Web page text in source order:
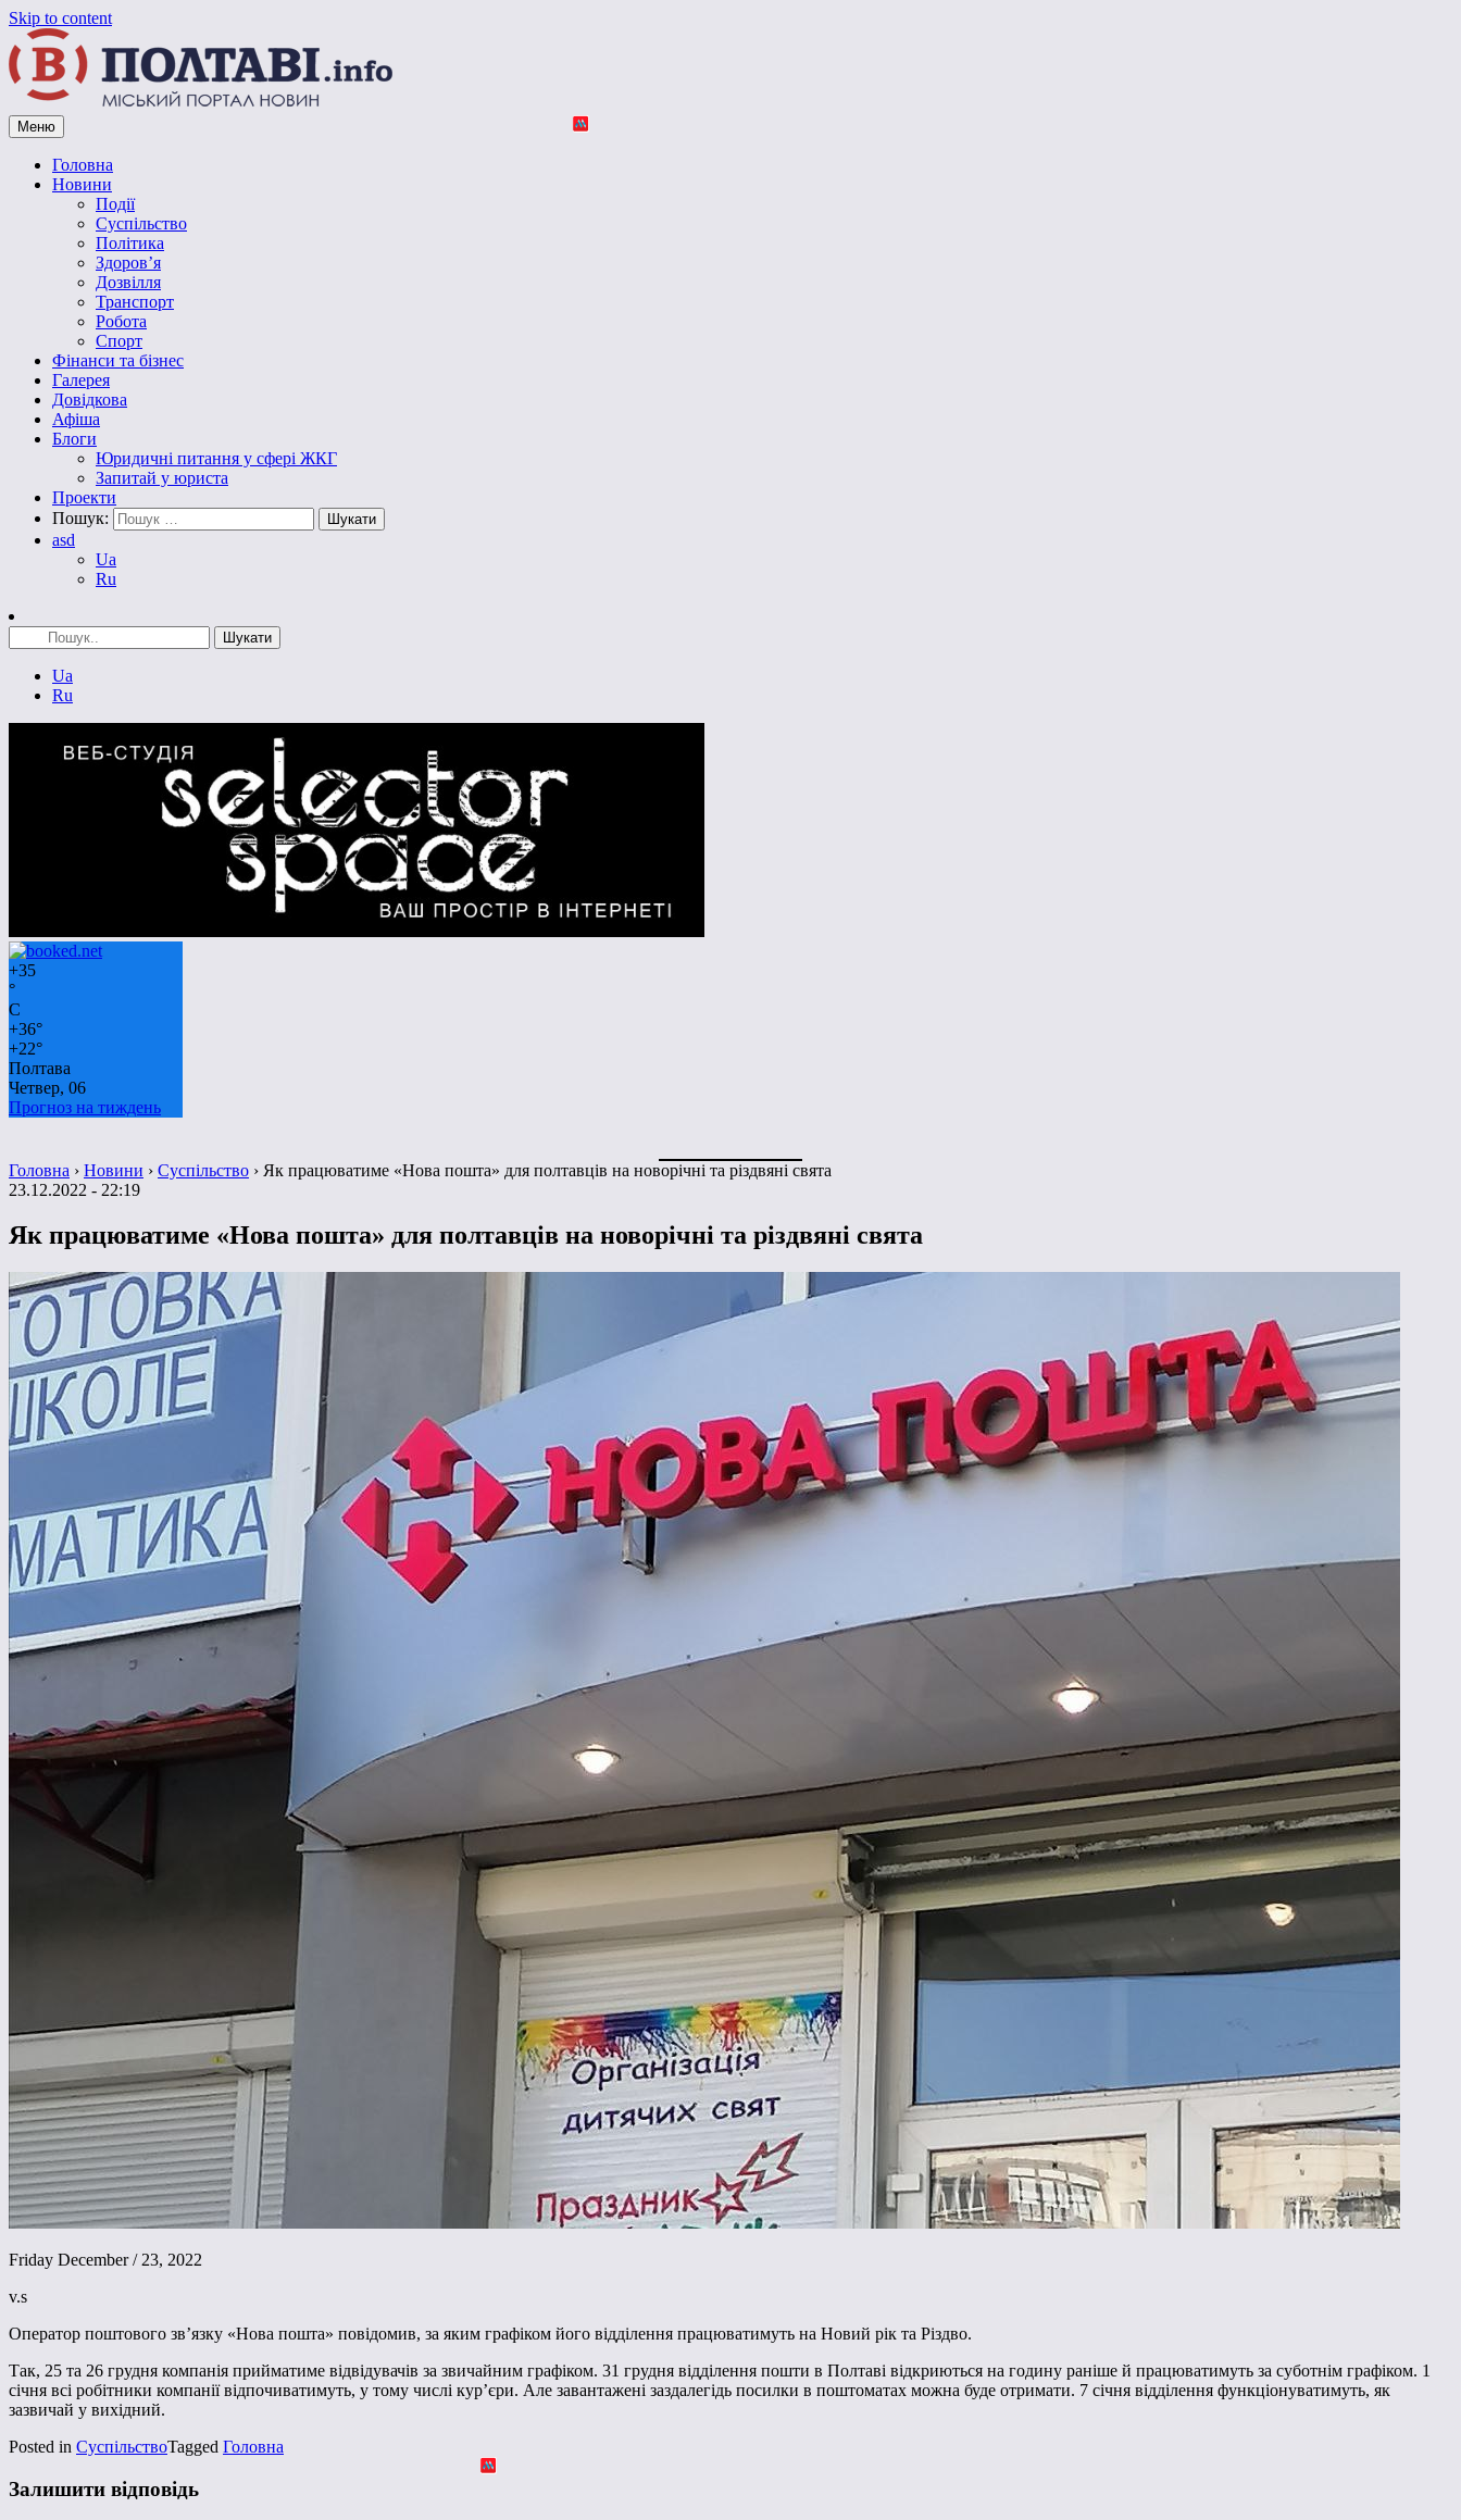
Skip to content
Vpoltave.info
Полтавський портал новин
Меню
Головна
Новини
Події
Суспільство
Політика
Здоров’я
Дозвілля
Транспорт
Робота
Спорт
Фінанси та бізнес
Галерея
Довідкова
Афіша
Блоги
Юридичні питання у сфері ЖКГ
Запитай у юриста
Проекти
Пошук:
asd
Ua
Ru
Ua
Ru
+35
°
C
+36°
+22°
Полтава
Четвер, 06
Прогноз на тиждень
Головна › Новини › Суспільство › Як працюватиме «Нова пошта» для полтавців на новорічні та різдвяні свята
23.12.2022 - 22:19
Як працюватиме «Нова пошта» для полтавців на новорічні та різдвяні свята
Friday December / 23, 2022
v.s
Оператор поштового зв’язку «Нова пошта» повідомив, за яким графіком його відділення працюватимуть на Новий рік та Різдво.
Так, 25 та 26 грудня компанія прийматиме відвідувачів за звичайним графіком. 31 грудня відділення пошти в Полтаві відкриються на годину раніше й працюватимуть за суботнім графіком. 1
січня всі робітники компанії відпочиватимуть, у тому числі кур’єри. Але завантажені заздалегідь посилки в поштоматах можна буде отримати. 7 січня відділення функціонуватимуть, як
зазвичай у вихідний.
Posted in СуспільствоTagged Головна
Залишити відповідь